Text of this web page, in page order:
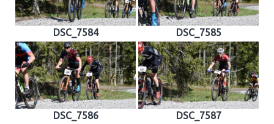
DSC_7584 DSC_7585
DSC_7586 DSC_7587